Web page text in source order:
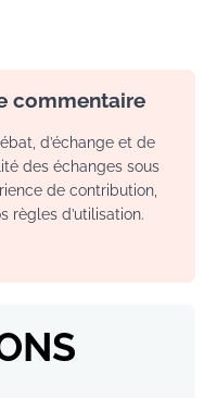
commentaire
d’échange et de
des échanges sous
de contribution,
règles d’utilisation.